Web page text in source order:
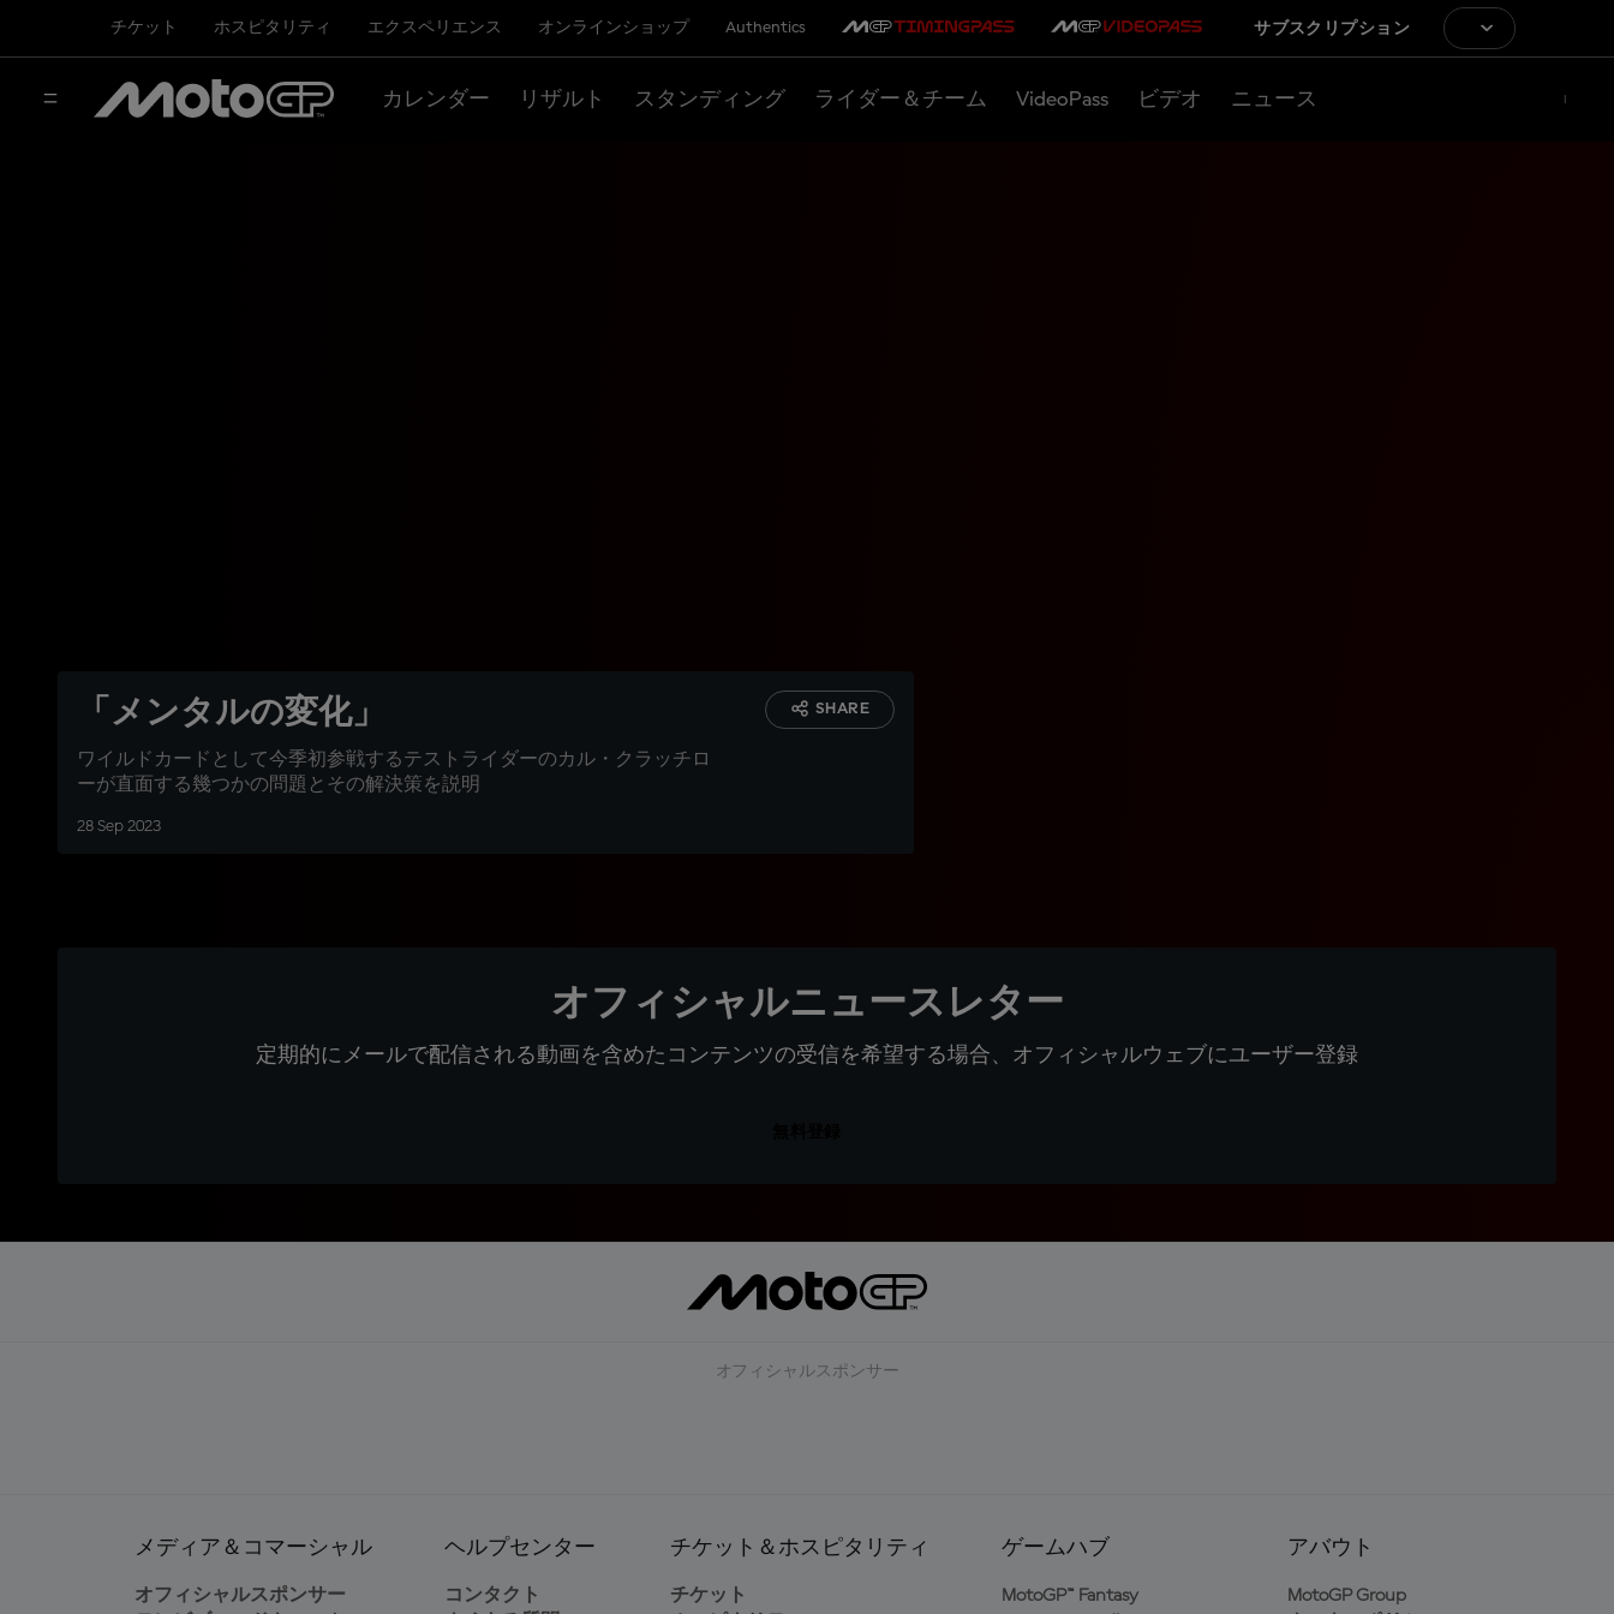
チケット ホスピタリティ エクスペリエンス オンラインショップ Authentics サブスクリプション
カレンダー リザルト スタンディング ライダー＆チーム VideoPass ビデオ ニュース
「メンタルの変化」
ワイルドカードとして今季初参戦するテストライダーのカル・クラッチロ
ーが直面する幾つかの問題とその解決策を説明
28 Sep 2023
SHARE
オフィシャルニュースレター
定期的にメールで配信される動画を含めたコンテンツの受信を希望する場合、オフィシャルウェブにユーザー登録
オフィシャルスポンサー
メディア＆コマーシャル
オフィシャルスポンサー
ヘルプセンター
コンタクト
チケット＆ホスピタリティ
チケット
ゲームハブ
MotoGP™ Fantasy
アバウト
MotoGP Group